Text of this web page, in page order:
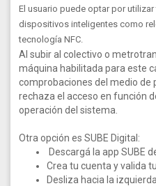
El usuario puede optar por
dispositivos inteligentes como
tecnología NFC.
Al subir al colectivo o
máquina habilitada para este
comprobaciones del medio de
rechaza el acceso en función
operación del sistema.
Otra opción es SUBE Digital:
Descargá la app SUBE
Crea tu cuenta y valida
Desliza hacia la